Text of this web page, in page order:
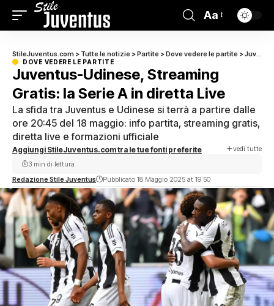
Aa
StileJuventus.com > Tutte le notizie >Partite >Dove vedere le partite >Juventus-Udinese, Streaming Gratis: la Serie A in diretta Live
DOVE VEDERE LE PARTITE
Juventus-Udinese, Streaming
Gratis: la Serie A in diretta Live
La sfida tra Juventus e Udinese si terrà a partire dalle
ore 20:45 del 18 maggio: info partita, streaming gratis,
diretta live e formazioni ufficiale
Aggiungi StileJuventus.com tra le tue fonti preferite vedi tutte
Redazione Stile Juventus Pubblicato 18 Maggio 2025 at 19:50
3 min di lettura